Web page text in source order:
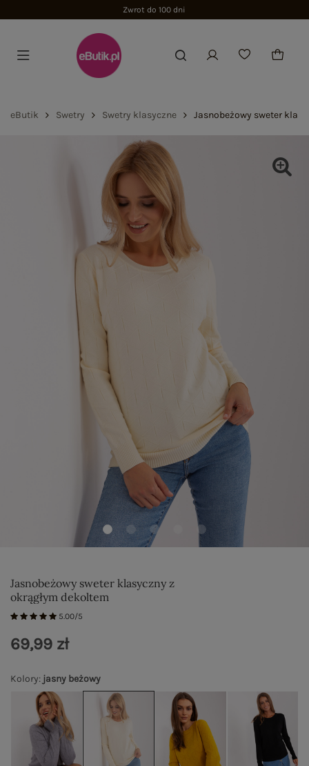
Zwrot do 100 dni
eButik Swetry Swetry klasyczne Jasnobeżowy sweter
Jasnobeżowy sweter klasyczny z
okrągłym dekoltem
5.00/5
Kolory: jasny beżowy
69,99 zł